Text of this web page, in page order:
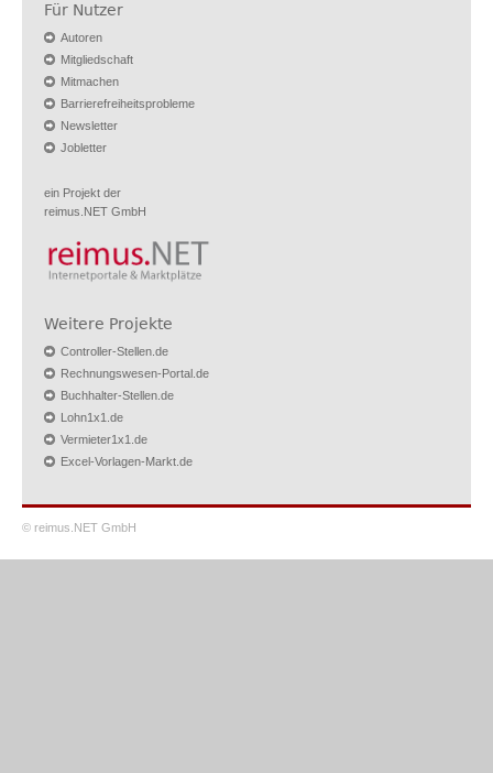
Für Nutzer
Autoren
Mitgliedschaft
Mitmachen
Barrierefreiheitsprobleme
Newsletter
Jobletter
ein Projekt der
reimus.NET GmbH
Weitere Projekte
Controller-Stellen.de
Rechnungswesen-Portal.de
Buchhalter-Stellen.de
Lohn1x1.de
Vermieter1x1.de
Excel-Vorlagen-Markt.de
© reimus.NET GmbH